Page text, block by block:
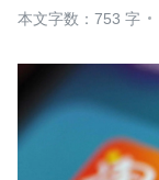
本文字数：753 字